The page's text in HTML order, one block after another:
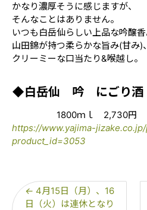
かなり濃厚そうに感じますが、
そんなことはありません。
いつも白岳仙らしい上品な吟醸香
山田錦が持つ柔らかな旨み(甘み)、
クリーミーな口当たり&喉越し。
◆白岳仙 吟 にごり酒
1800ｍｌ 2,730円
https://www.yajima-
product_id=3053
← 4月15日（月）、16
日（火）は連休となり